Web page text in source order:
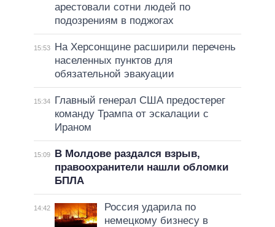
арестовали сотни людей по
подозрениям в поджогах
15:53
На Херсонщине расширили перечень
населенных пунктов для
обязательной эвакуации
15:34
Главный генерал США предостерег
команду Трампа от эскалации с
Ираном
15:09
В Молдове раздался взрыв,
правоохранители нашли обломки
БПЛА
14:42
Россия ударила по
немецкому бизнесу в